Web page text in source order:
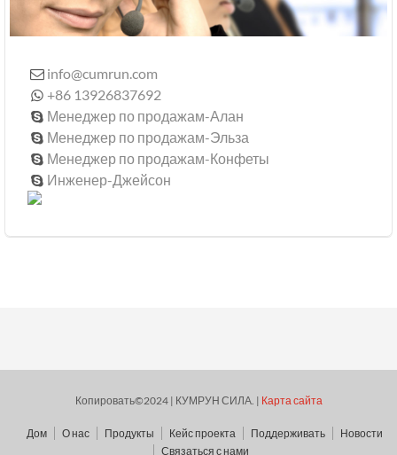
 info@cumrun.com
 +86 13926837692
 Менеджер по продажам-Алан
 Менеджер по продажам-Эльза
 Менеджер по продажам-Конфеты
 Инженер-Джейсон
Копировать©2024 | КУМРУН СИЛА. | Карта сайта
Дом О нас Продукты Кейс проекта Поддерживать
Новости
Связаться с нами